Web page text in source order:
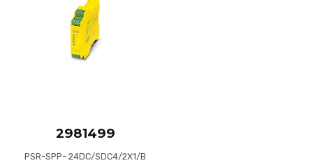
2981499
PSR-SPP- 24DC/SDC4/2X1/B